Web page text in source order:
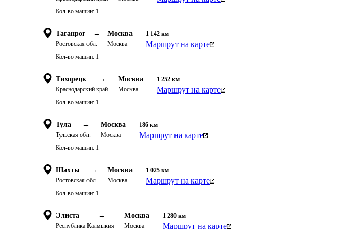
Кол-во машин: 1
Таганрог →
Ростовская обл.
Москва
Москва
1 142 км
Маршрут на карте
Кол-во машин: 1
Тихорецк →
Краснодарский край
Москва
Москва
1 252 км
Маршрут на карте
Кол-во машин: 1
Тула →
Тульская обл.
Москва
Москва
186 км
Маршрут на карте
Кол-во машин: 1
Шахты →
Ростовская обл.
Москва
Москва
1 025 км
Маршрут на карте
Кол-во машин: 1
Элиста →
Республика Калмыкия
Москва
Москва
1 280 км
Маршрут на карте